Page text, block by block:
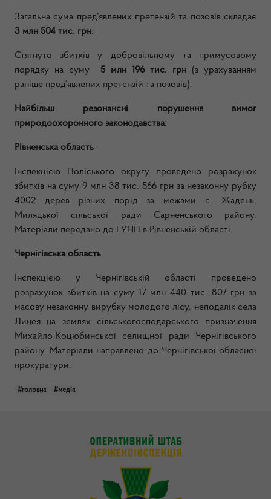
Загальна сума пред’явлених претензій та позовів складає
3 млн 504 тис. грн.
Стягнуто збитків у добровільному та примусовому
порядку на суму 5 млн 196 тис. грн (з урахуванням
раніше пред’явлених претензій та позовів).
Найбільш резонансні порушення вимог
природоохоронного законодавства:
Рівненська область
Інспекцією Поліського округу проведено розрахунок
збитків на суму 9 млн 38 тис. 566 грн за незаконну рубку
4002 дерев різних порід за межами с. Жадень,
Миляцької сільської ради Сарненського району.
Матеріали передано до ГУНП в Рівненській області.
Чернігівська область
Інспекцією у Чернігівській області проведено
розрахунок збитків на суму 17 млн 440 тис. 807 грн за
масову незаконну вирубку молодого лісу, неподалік села
Линея на землях сільськогосподарського призначення
Михайло-Коцюбинської селищної ради Чернігівського
району. Матеріали направлено до Чернігівської обласної
прокуратури.
#головна #медіа